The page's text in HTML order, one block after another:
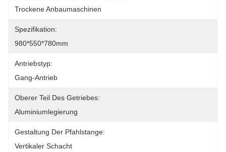
Trockene Anbaumaschinen
Spezifikation:
980*550*780mm
Antriebstyp:
Gang-Antrieb
Oberer Teil Des Getriebes:
Aluminiumlegierung
Gestaltung Der Pfahlstange:
Vertikaler Schacht